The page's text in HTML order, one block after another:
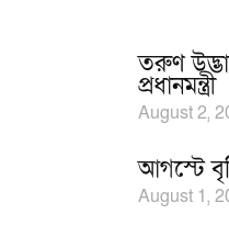
তরুণ
প্রধানমন্ত্রী
August 2,
আগস্টে
August 1,